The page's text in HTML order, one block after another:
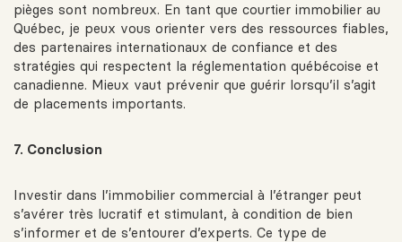
pièges sont nombreux. En tant que courtier immobilier au
Québec, je peux vous orienter vers des ressources fiables,
des partenaires internationaux de confiance et des
stratégies qui respectent la réglementation québécoise et
canadienne. Mieux vaut prévenir que guérir lorsqu’il s’agit
de placements importants.
7. Conclusion
Investir dans l’immobilier commercial à l’étranger peut
s’avérer très lucratif et stimulant, à condition de bien
s’informer et de s’entourer d’experts. Ce type de